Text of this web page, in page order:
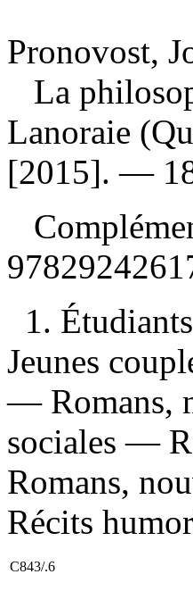
Pronovost,
La
Lanoraie
[2015]. —
1.
Jeunes
— Romans,
sociales —
Romans,
Récits
C843/.6